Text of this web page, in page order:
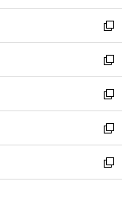
開
く
ウ
で
開
く
ン
ド
ウ
で
開
く
ウ
ィ
ン
ド
ウ
で
開
く
新
し
い
ウ
ィ
ン
ド
ウ
で
開
新
し
い
ウ
ィ
ン
ド
ウ
新
し
い
ウ
ィ
ン
新
し
い
ウ
新
し